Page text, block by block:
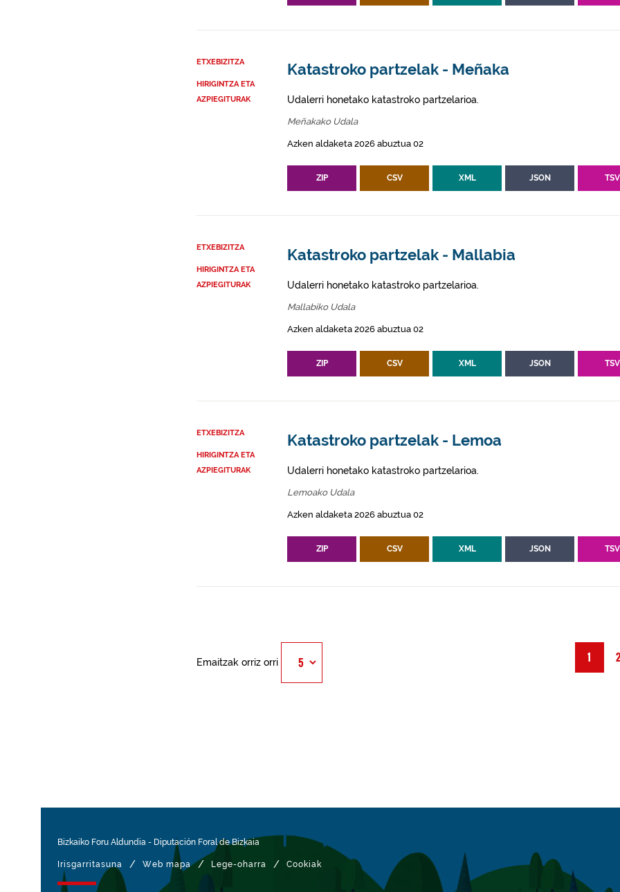
ETXEBIZITZA
HIRIGINTZA ETA
AZPIEGITURAK
Katastroko partzelak - Meñaka
Udalerri honetako katastroko partzelarioa.
Meñakako Udala
Azken aldaketa 2026 abuztua 02
ZIP CSV XML JSON TSV
ETXEBIZITZA
HIRIGINTZA ETA
AZPIEGITURAK
Katastroko partzelak - Mallabia
Udalerri honetako katastroko partzelarioa.
Mallabiko Udala
Azken aldaketa 2026 abuztua 02
ZIP CSV XML JSON TSV
ETXEBIZITZA
HIRIGINTZA ETA
AZPIEGITURAK
Katastroko partzelak - Lemoa
Udalerri honetako katastroko partzelarioa.
Lemoako Udala
Azken aldaketa 2026 abuztua 02
ZIP CSV XML JSON TSV
1 2
Emaitzak orriz orri
Bizkaiko Foru Aldundia - Diputación Foral de Bizkaia
Irisgarritasuna / Web mapa / Lege-oharra / Cookiak